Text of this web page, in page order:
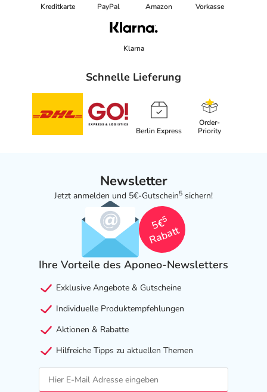
Kreditkarte PayPal Amazon Vorkasse
Klarna
Schnelle Lieferung
Berlin Express
Order-
Priority
Newsletter
Jetzt anmelden und 5€-Gutschein5 sichern!
5€
5
Rabatt
Ihre Vorteile des Aponeo-Newsletters
Exklusive Angebote & Gutscheine
Individuelle Produktempfehlungen
Aktionen & Rabatte
Hilfreiche Tipps zu aktuellen Themen